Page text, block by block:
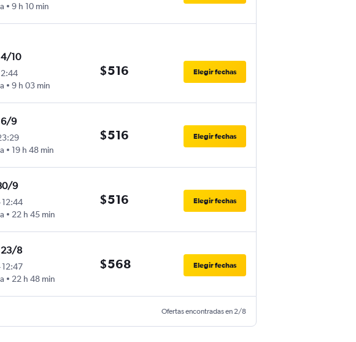
9 h 10 min
10
9 h 03 min
$516 Elegir fechas
6/9
19 h 48 min
$516 Elegir fechas
9
12:44
22 h 45 min
$516 Elegir fechas
8
12:47
22 h 48 min
$568 Elegir fechas
Ofertas encontradas en 2/8